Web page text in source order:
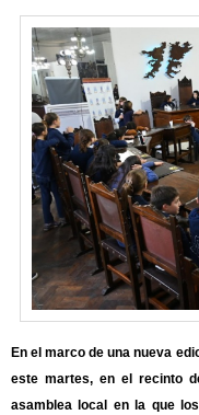
En el marco de una nueva
este martes, en el recinto
asamblea local en la que